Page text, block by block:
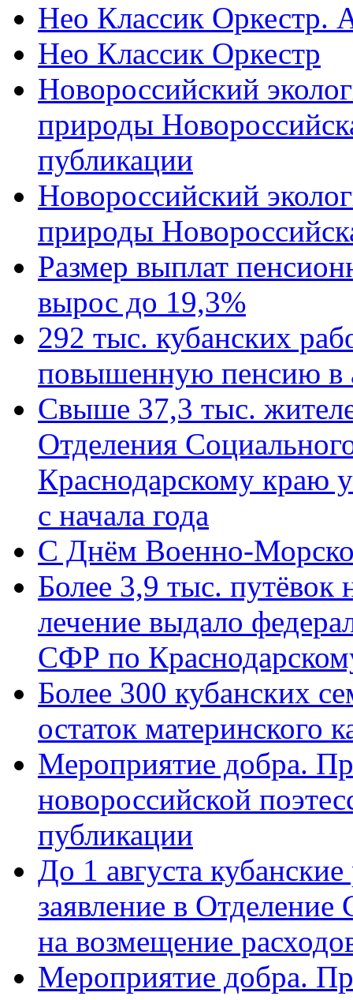
Нео Классик Оркестр.
Нео Классик Оркестр
Новороссийский
природы
публикации
Новороссийский
природы
Размер выплат
вырос до 19,3%
292 тыс. кубанских
повышенную пенсию в
Свыше 37,3 тыс.
Отделения
Краснодарскому краю
с начала года
C Днём Военно-
Более 3,9 тыс. путёвок
лечение выдало
СФР по
Более 300 кубанских
остаток материнского
Мероприятие добра.
новороссийской
публикации
До 1 августа
заявление в
на возмещение
Мероприятие добра.